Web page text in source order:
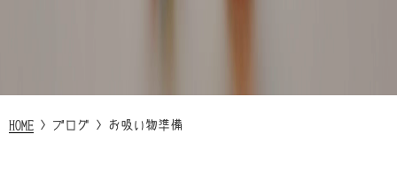
HOME > ブログ > お吸い物準備